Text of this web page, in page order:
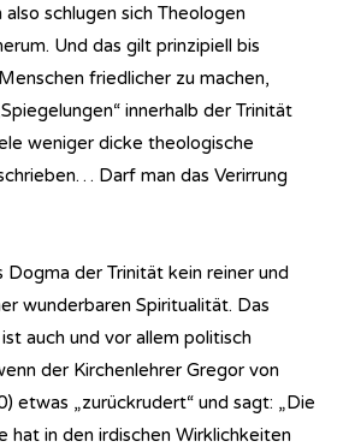
schlugen sich Theologen
Und das gilt prinzipiell bis
friedlicher zu machen,
innerhalb der Trinität
weniger dicke theologische
Darf man das Verirrung
Dogma der Trinität kein reiner und
wunderbaren Spiritualität. Das
auch und vor allem politisch
der Kirchenlehrer Gregor von
etwas „zurückrudert“ und sagt: „Die
hat in den irdischen Wirklichkeiten